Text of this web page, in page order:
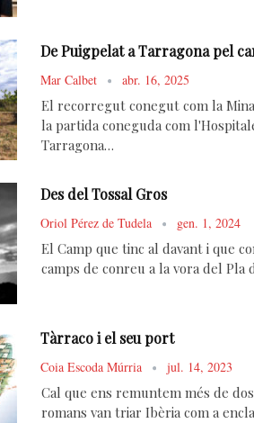
De Puigpelat a Tarragona pel
Mar Calbet abr. 16, 2025
El recorregut conegut com la
la partida coneguda com
Tarragona…
Des del Tossal Gros
Oriol Pérez de Tudela gen. 1, 2024
El Camp que tinc al davant i que
camps de conreu a la vora del Pla
Tàrraco i el seu port
Coia Escoda Múrria jul. 14, 2023
Cal que ens remuntem més de
romans van triar Ibèria com a